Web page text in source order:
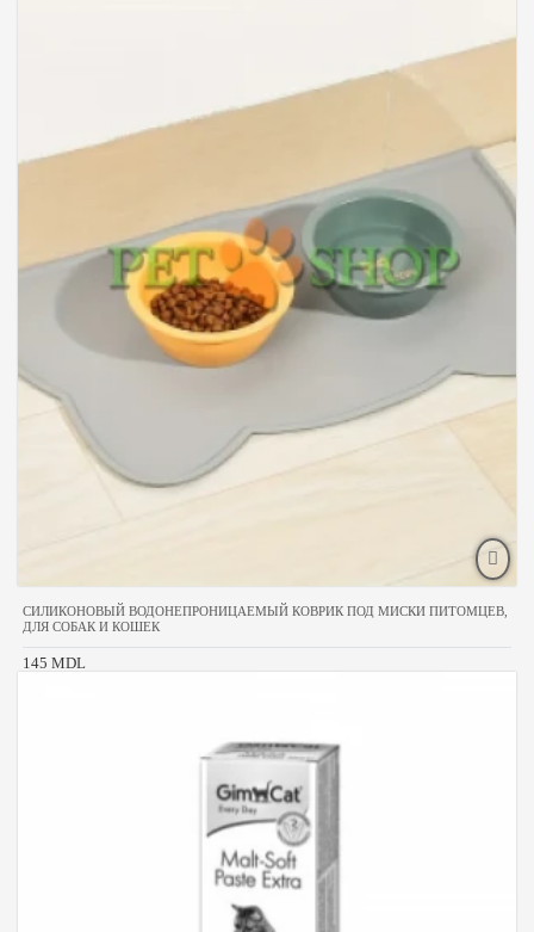
СИЛИКОНОВЫЙ ВОДОНЕПРОНИЦАЕМЫЙ КОВРИК ПОД МИСКИ ПИТОМЦЕВ,
ДЛЯ СОБАК И КОШЕК
145 MDL